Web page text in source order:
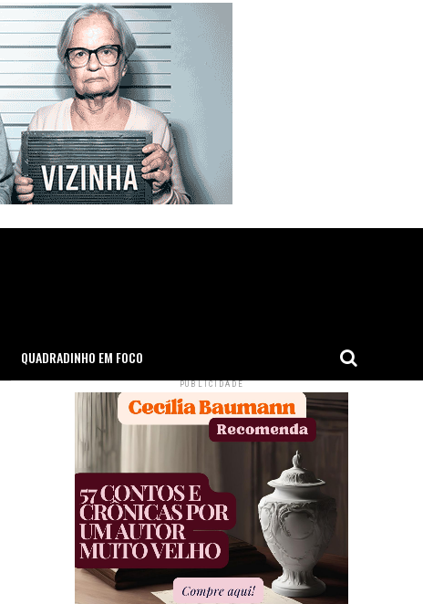
QUADRADINHO EM FOCO
PUBLICIDADE